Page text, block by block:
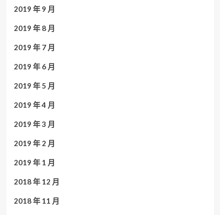
2019 年 9 月
2019 年 8 月
2019 年 7 月
2019 年 6 月
2019 年 5 月
2019 年 4 月
2019 年 3 月
2019 年 2 月
2019 年 1 月
2018 年 12 月
2018 年 11 月